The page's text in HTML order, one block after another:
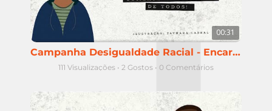
00:31
Campanha Desigualdade Racial - Encarceramento de homens negros
111 Visualizações • 2 Gostos • 0 Comentários